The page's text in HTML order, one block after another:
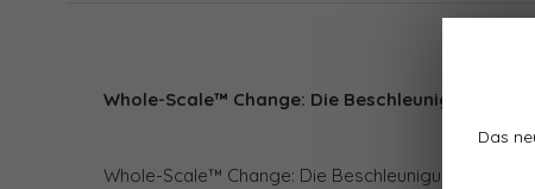
Das
Whole-Scale™ Change: Die Beschleunigung
Whole-Scale™ Change: Die Beschleunigung